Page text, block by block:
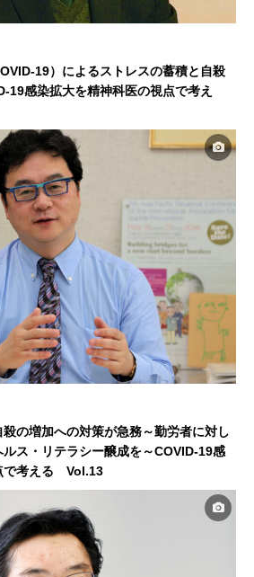
19）によるストレスの蓄積と自殺
19感染拡大を精神科医の視点で考え
の増加への対策が急務～勤労者に対し
ス・リテラシー醸成を～COVID-19感
で考える Vol.13